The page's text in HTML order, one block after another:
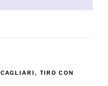
CAGLIARI , TIRO CON